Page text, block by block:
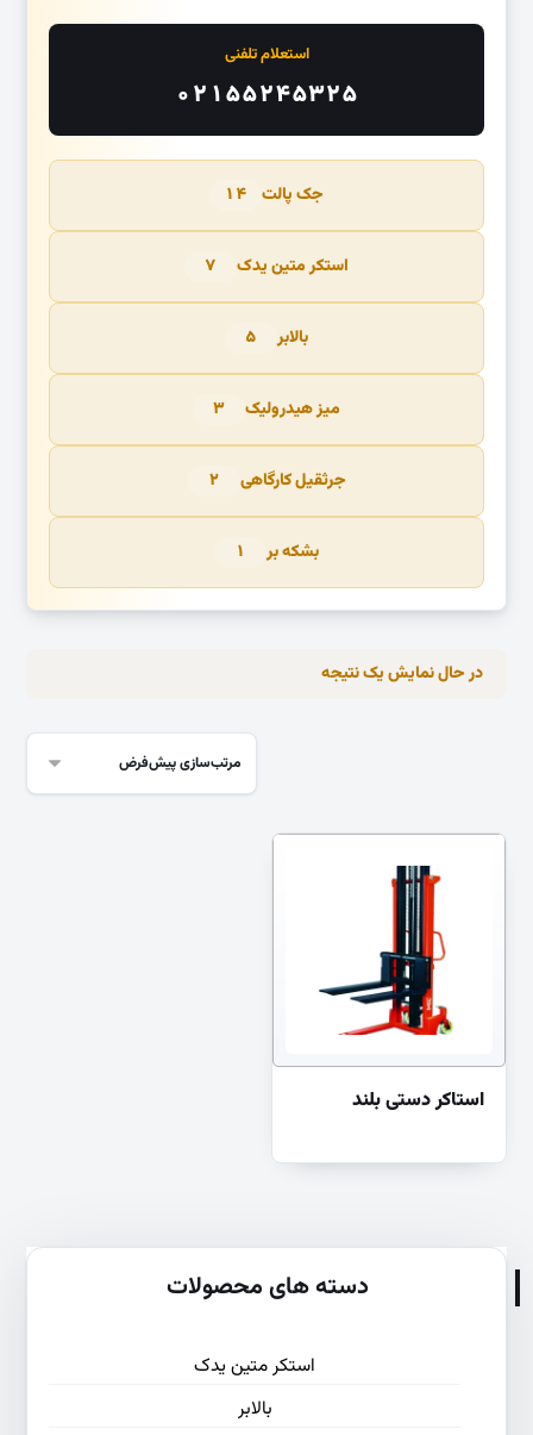
استعلام تلفنی
۰۲۱۵۵۲۴۵۳۲۵
جک پالت ۱۴
استکر متین یدک ۷
بالابر ۵
میز هیدرولیک ۳
جرثقیل کارگاهی ۲
بشکه بر ۱
در حال نمایش یک نتیجه
استاکر دستی بلند
دسته های محصولات
استکر متین یدک
بالابر